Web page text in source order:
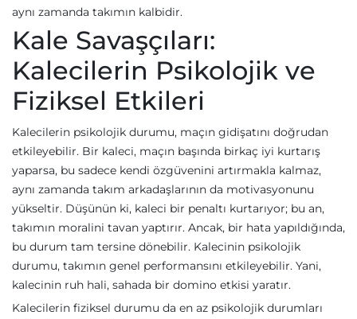
aynı zamanda takımın kalbidir.
Kale Savaşçıları:
Kalecilerin Psikolojik ve
Fiziksel Etkileri
Kalecilerin psikolojik durumu, maçın gidişatını doğrudan
etkileyebilir. Bir kaleci, maçın başında birkaç iyi kurtarış
yaparsa, bu sadece kendi özgüvenini artırmakla kalmaz,
aynı zamanda takım arkadaşlarının da motivasyonunu
yükseltir. Düşünün ki, kaleci bir penaltı kurtarıyor; bu an,
takımın moralini tavan yaptırır. Ancak, bir hata yapıldığında,
bu durum tam tersine dönebilir. Kalecinin psikolojik
durumu, takımın genel performansını etkileyebilir. Yani,
kalecinin ruh hali, sahada bir domino etkisi yaratır.
Kalecilerin fiziksel durumu da en az psikolojik durumları